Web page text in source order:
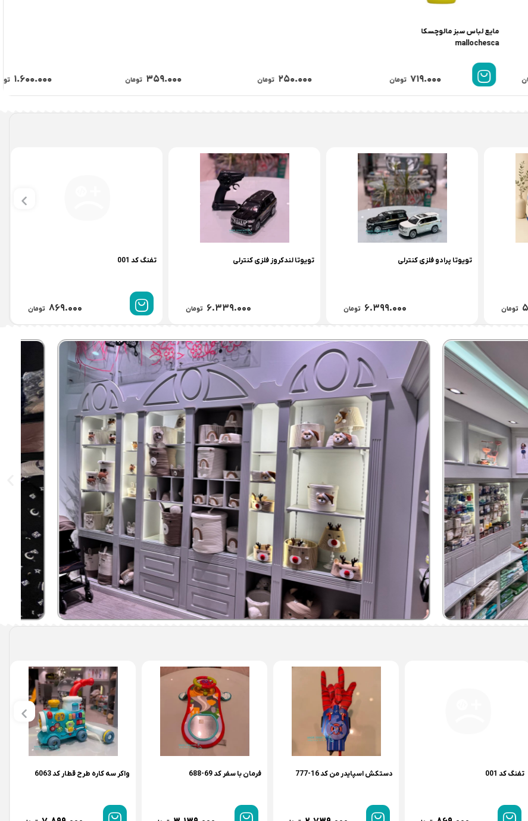
مايع لباس سبز مالوچسکا
mallochesca
۷۱۹.۰۰۰ تومان ۲۵۰.۰۰۰ تومان ۳۵۹.۰۰۰ تومان ۱.۶۰۰.۰۰۰ تومان
تومان
واکر سه کاره طرح قطار کد 6063
۷.۸۹۹.۰۰۰ تومان
ماز جادویی مگنتی پارکینگی
۱.۸۹۹.۰۰۰ تومان ۹۹۹.۰۰۰ تومان
تفنگ کد 001 دستکش اسپایدر من کد 16-777 فرمان با سفر کد 69-688 واکر سه کاره طرح قطار کد 6063